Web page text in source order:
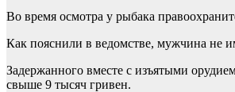
Во время осмотра у рыбака
Как пояснили в ведомстве, мужчина не
Задержанного вместе с изъятыми
свыше 9 тысяч гривен.